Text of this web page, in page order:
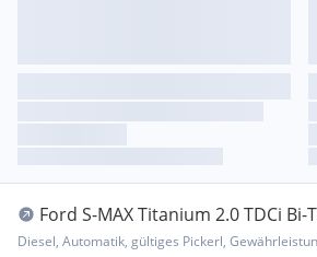
Ford S-MAX Titanium 2.0 TDCi
Start/Sto...
Diesel, Automatik, gültiges Pickerl,